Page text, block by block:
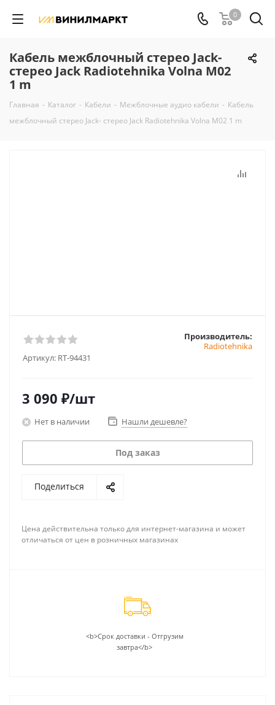
0
Кабель межблочный стерео Jack-
стерео Jack Radiotehnika Volna M02
1 m
Главная - Каталог - Кабели - Межблочные аудио кабели - Кабель
межблочный стерео Jack- стерео Jack Radiotehnika Volna M02 1 m
Артикул: RT-94431
Производитель:
Radiotehnika
3 090 ₽/шт
Нет в наличии Нашли дешевле?
Под заказ
Поделиться
Цена действительна только для интернет-магазина и может
отличаться от цен в розничных магазинах
<b>Срок доставки - Отгрузим
завтра</b>